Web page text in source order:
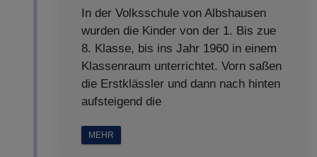
In der Volksschule von Albshausen
wurden die Kinder von der 1. Bis zue
8. Klasse, bis ins Jahr 1960 in einem
Klassenraum unterrichtet. Vorn saßen
die Erstklässler und dann nach hinten
aufsteigend die
MEHR
SPEICHERN
Details anzeigen